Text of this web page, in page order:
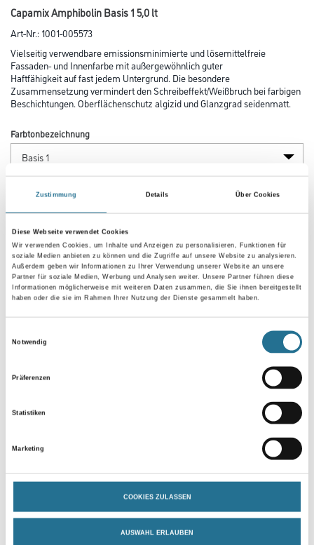
Zustimmung Details Über Cookies
Diese Webseite verwendet Cookies
Wir verwenden Cookies, um Inhalte und Anzeigen zu personalisieren, Funktionen für
soziale Medien anbieten zu können und die Zugriffe auf unsere Website zu analysieren.
Außerdem geben wir Informationen zu Ihrer Verwendung unserer Website an unsere
Partner für soziale Medien, Werbung und Analysen weiter. Unsere Partner führen diese
Informationen möglicherweise mit weiteren Daten zusammen, die Sie ihnen bereitgestellt
haben oder die sie im Rahmen Ihrer Nutzung der Dienste gesammelt haben.
Notwendig
Präferenzen
Statistiken
Marketing
COOKIES ZULASSEN
AUSWAHL ERLAUBEN
Capamix Amphibolin Basis 1 5,0 lt
Art-Nr.:1001-005573
Vielseitig verwendbare emissionsminimierte und lösemittelfreie
Fassaden- und Innen­farbe mit außergewöhnlich guter
Haftfähig­keit auf fast jedem Untergrund. Die besondere
Zusammensetzung vermindert den Schreibeffekt/Weißbruch bei farbigen
Beschichtungen. Oberflächenschutz algizid und Glanzgrad seidenmatt.
Farbtonbezeichnung
Gebinde
Zur Farbauswahl für Ihren Wunschfarbton